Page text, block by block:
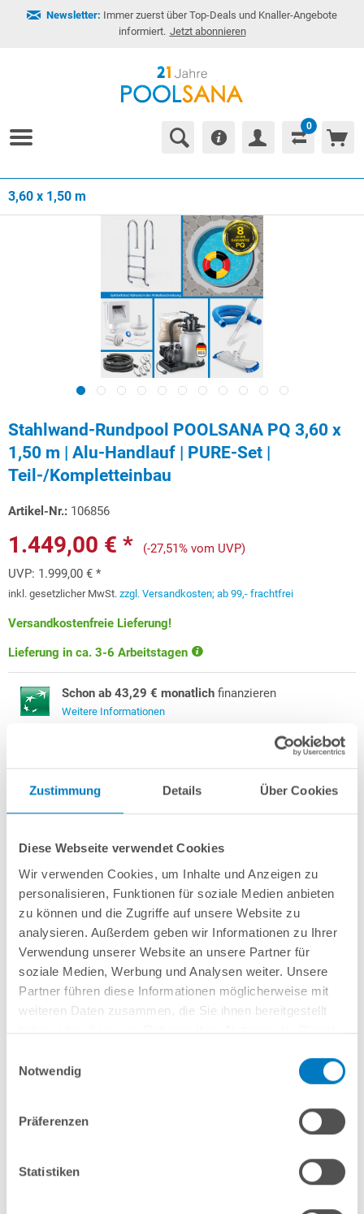
Zustimmung Details Über Cookies
Diese Webseite verwendet Cookies
Wir verwenden Cookies, um Inhalte und Anzeigen zu
personalisieren, Funktionen für soziale Medien anbieten
zu können und die Zugriffe auf unsere Website zu
analysieren. Außerdem geben wir Informationen zu Ihrer
Verwendung unserer Website an unsere Partner für
soziale Medien, Werbung und Analysen weiter. Unsere
Partner führen diese Informationen möglicherweise mit
weiteren Daten zusammen, die Sie ihnen bereitgestellt
Notwendig
Präferenzen
Statistiken
Newsletter: Immer zuerst über Top-Deals und Knaller-Angebote
informiert. Jetzt abonnieren
0
3,60 x 1,50 m
Stahlwand-Rundpool POOLSANA PQ 3,60 x
1,50 m | Alu-Handlauf | PURE-Set |
Teil-/Kompletteinbau
Artikel-Nr.: 106856
1.449,00 € *
(-27,51% vom UVP)
UVP: 1.999,00 € *
inkl. gesetzlicher MwSt. zzgl. Versandkosten; ab 99,- frachtfrei
Versandkostenfreie Lieferung!
Lieferung in ca. 3-6 Arbeitstagen
Schon ab 43,29 € monatlich finanzieren
Weitere Informationen
PVC-Poolfolie 0,8 mm mit Einhängebiese +Kombi-Spezialhandlauf aus
hochwertigem und stabilem Aluminiumsowie blauen Bodenschienen aus
Kunststoff.
Als PURE-Setinkl.:
Unterlegvlies 300 g/m²
Einbauskimmer und Einlaufdüse
SandfilteranlagePOOLSANAPLUS 300 / Pump 75(FilterbehälterMade